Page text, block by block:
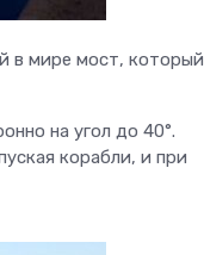
в мире мост, который
на угол до 40°.
корабли, и при